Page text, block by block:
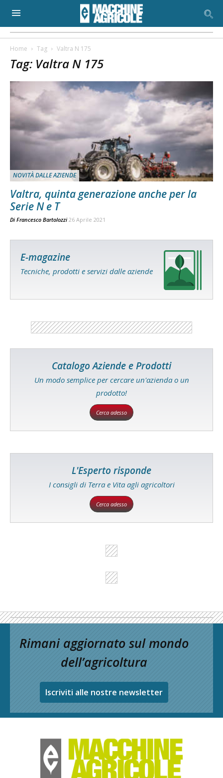
Home Tag Valtra N 175
Tag: Valtra N 175
NOVITÀ DALLE AZIENDE
Valtra, quinta generazione anche per la
Serie N e T
Di Francesco Bartolozzi 26 Aprile 2021
E-magazine
Tecniche, prodotti e servizi dalle aziende
Catalogo Aziende e Prodotti
Un modo semplice per cercare un'azienda o un
prodotto!
Cerca adesso
L'Esperto risponde
I consigli di Terra e Vita agli agricoltori
Cerca adesso
Rimani aggiornato sul mondo
dell’agricoltura
Iscriviti alle nostre newsletter